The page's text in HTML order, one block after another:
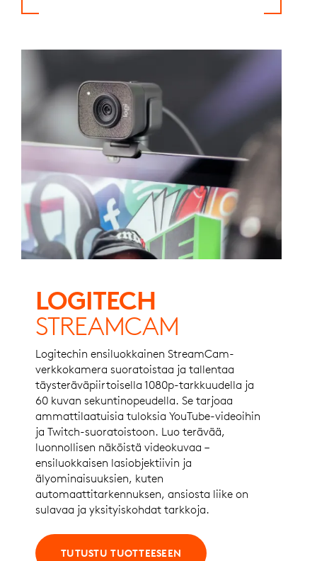
LOGITECH
STREAMCAM
Logitechin ensiluokkainen StreamCam-
verkkokamera suoratoistaa ja tallentaa
täysteräväpiirtoisella 1080p-tarkkuudella ja
60 kuvan sekuntinopeudella. Se tarjoaa
ammattilaatuisia tuloksia YouTube-videoihin
ja Twitch-suoratoistoon. Luo terävää,
luonnollisen näköistä videokuvaa –
ensiluokkaisen lasiobjektiivin ja
älyominaisuuksien, kuten
automaattitarkennuksen, ansiosta liike on
sulavaa ja yksityiskohdat tarkkoja.
TUTUSTU TUOTTEESEEN